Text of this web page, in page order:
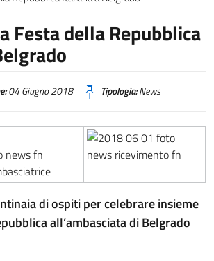
Festa della Repubblica
04 Giugno 2018 Tipologia:News
di ospiti per celebrare insieme
all’ambasciata di Belgrado